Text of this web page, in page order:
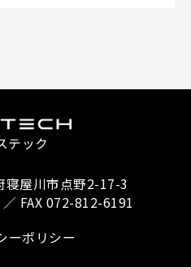
テック
寝屋川市点野2-17-3
FAX 072-812-6191
ーポリシー